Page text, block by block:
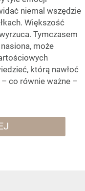
niemal wszędzie
Większość
Tymczasem
może
którą nawłoć
– co równie ważne –